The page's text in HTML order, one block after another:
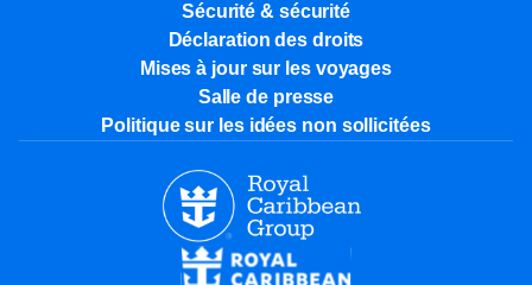
Sécurité & sécurité
Déclaration des droits
Mises à jour sur les voyages
Salle de presse
Politique sur les idées non sollicitées